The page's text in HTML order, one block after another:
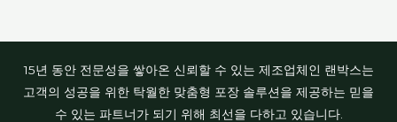
15년 동안 전문성을 쌓아온 신뢰할 수 있는 제조업체인 랜박스는
고객의 성공을 위한 탁월한 맞춤형 포장 솔루션을 제공하는 믿을
수 있는 파트너가 되기 위해 최선을 다하고 있습니다.